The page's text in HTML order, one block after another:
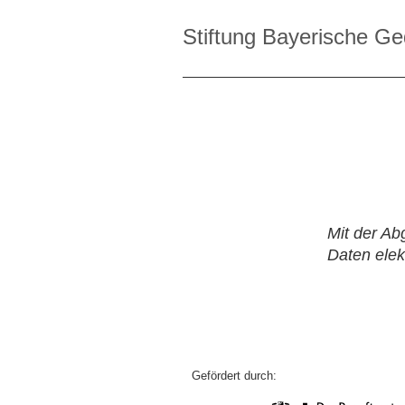
In der KZ-
derzeit
Stiftung Bayerische
Mit der
Daten